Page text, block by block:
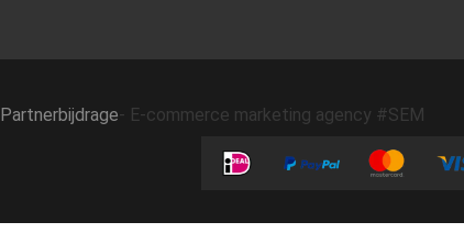
Partnerbijdrage- E-commerce marketing agency #SEM